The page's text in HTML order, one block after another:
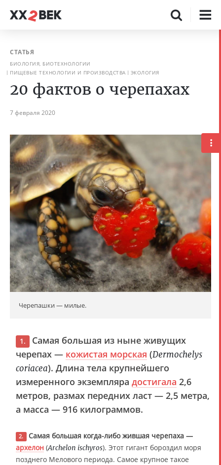
СТАТЬЯ
БИОЛОГИЯ, БИОТЕХНОЛОГИИ
ПИЩЕВЫЕ ТЕХНОЛОГИИ И ПРОИЗВОДСТВА
ЭКОЛОГИЯ
20 фактов о черепахах
7 февраля 2020
Черепашки — милые.
1.
Самая большая из ныне живущих
черепах — кожистая морская (Dermochelys
coriacea). Длина тела крупнейшего
измеренного экземпляра достигала 2,6
метров, размах передних ласт — 2,5 метра,
а масса — 916 килограммов.
2.
Самая большая когда-либо жившая черепаха —
архелон (Archelon ischyros). Этот гигант бороздил моря
позднего Мелового периода. Самое крупное такое